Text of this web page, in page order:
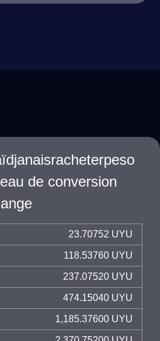
de conversion
23.70752 UYU
118.53760 UYU
237.07520 UYU
474.15040 UYU
1,185.37600 UYU